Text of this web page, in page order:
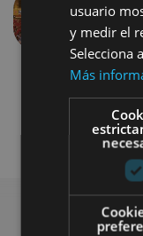
Aurrekoa
usuario
y medir el
Selecciona
Más